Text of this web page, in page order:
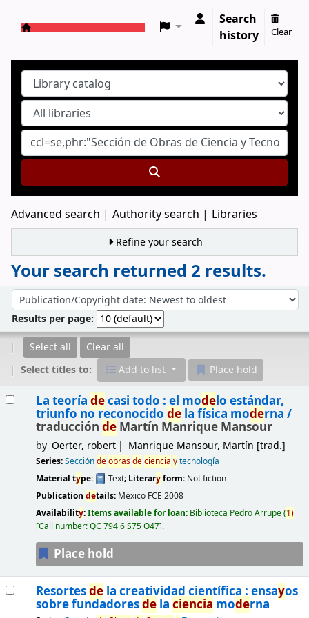
Search
history
Clear
Advanced search Authority search Libraries
Refine your search
Your search returned 2 results.
Sort by:
Results per page:
Select all
Clear all
Select titles to:
Add to list Place hold
La teoría decasi todo : el modelo estándar,
triunfo no reconocido dela física moderna /
traducción deMartín Manrique Mansour
by Oerter, robert Manrique Mansour, Martín [trad.]
Series:Seccióndeobrasdeciencia ytecnología
Material type: Text; Literaryform: Not fiction
Publication details: México FCE 2008
Availability:Items available for loan: Biblioteca Pedro Arrupe(1)
Call number:QC 794 6 S75 O47 .
Place hold
Resortesdela creatividad científica : ensayos
sobre fundadoresdela ciencia moderna